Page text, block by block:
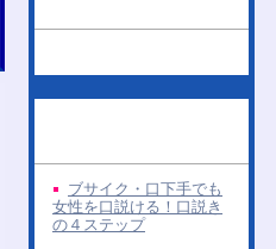
ブサイク・口下手でも
女性を口説ける！口説き
の４ステップ